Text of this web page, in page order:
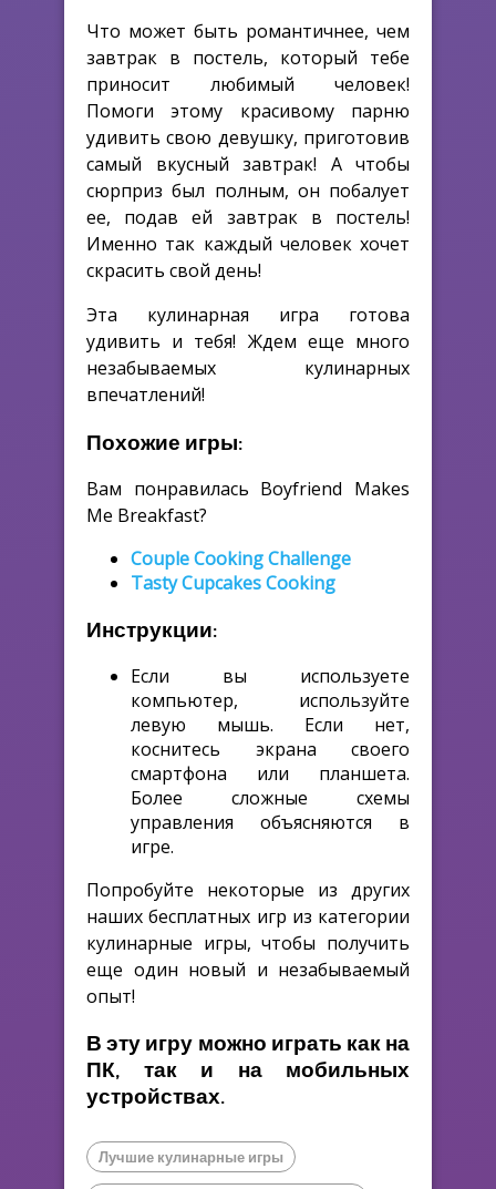
Что может быть романтичнее, чем
завтрак в постель, который тебе
приносит любимый человек!
Помоги этому красивому парню
удивить свою девушку, приготовив
самый вкусный завтрак! А чтобы
сюрприз был полным, он побалует
ее, подав ей завтрак в постель!
Именно так каждый человек хочет
скрасить свой день!
Эта кулинарная игра готова
удивить и тебя! Ждем еще много
незабываемых кулинарных
впечатлений!
Похожие игры:
Вам понравилась Boyfriend Makes
Me Breakfast?
Couple Cooking Challenge
Tasty Cupcakes Cooking
Инструкции:
Если вы используете
компьютер, используйте
левую мышь. Если нет,
коснитесь экрана своего
смартфона или планшета.
Более сложные схемы
управления объясняются в
игре.
Попробуйте некоторые из других
наших бесплатных игр из категории
кулинарные игры, чтобы получить
еще один новый и незабываемый
опыт!
В эту игру можно играть как на
ПК, так и на мобильных
устройствах.
Лучшие кулинарные игры